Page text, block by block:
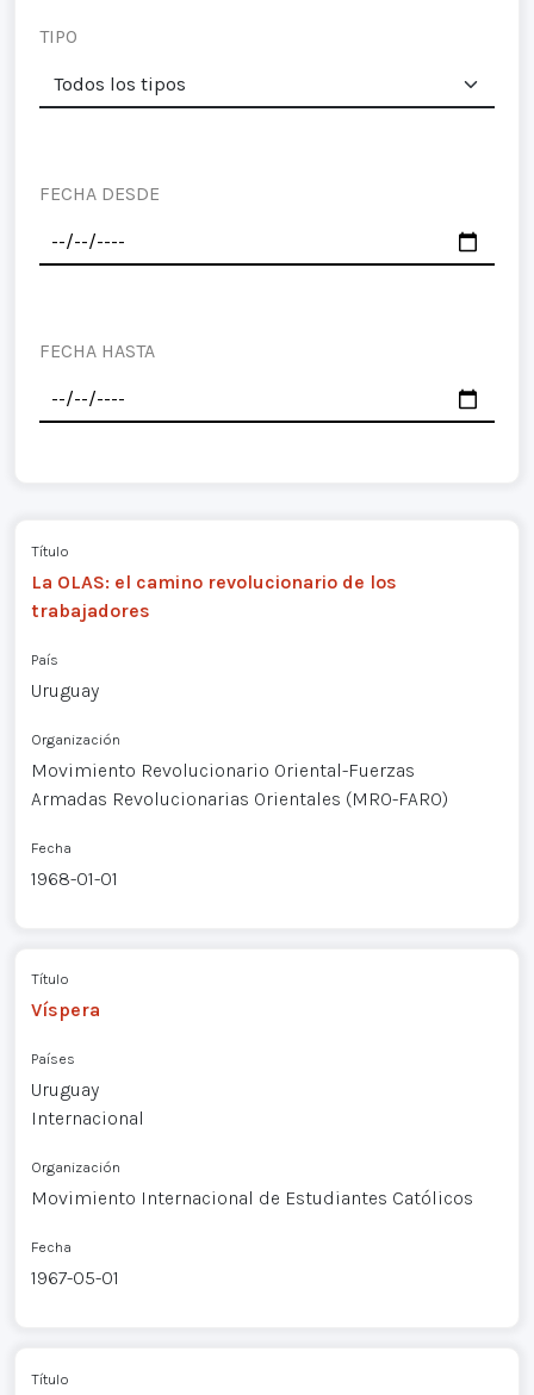
TIPO
FECHA DESDE
FECHA HASTA
Título
La OLAS: el camino revolucionario de los
trabajadores
País
Uruguay
Organización
Movimiento Revolucionario Oriental-Fuerzas
Armadas Revolucionarias Orientales (MRO-FARO)
Fecha
1968-01-01
Título
Víspera
Países
Uruguay
Internacional
Organización
Movimiento Internacional de Estudiantes Católicos
Fecha
1967-05-01
Título